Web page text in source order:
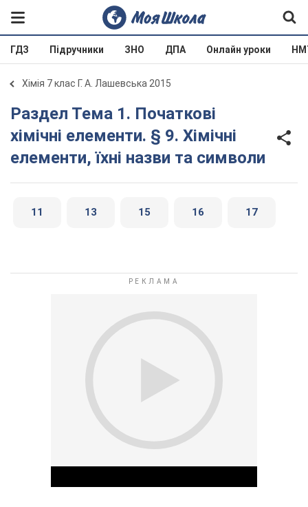
ГДЗ Підручники ЗНО ДПА Онлайн уроки
Хімія 7 клас Г. А. Лашевська 2015
Раздел Тема 1. Початкові
хімічні елементи. § 9. Хімічні
елементи, їхні назви та символи
11 13 15 16 17